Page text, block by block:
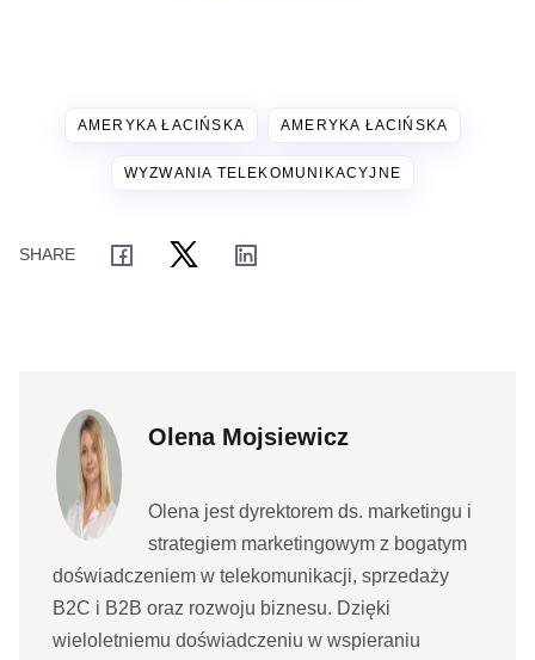
AMERYKA ŁACIŃSKA AMERYKA ŁACIŃSKA
WYZWANIA TELEKOMUNIKACYJNE
Olena Mojsiewicz
Olena jest dyrektorem ds. marketingu i
strategiem marketingowym z bogatym
doświadczeniem w telekomunikacji, sprzedaży
B2C i B2B oraz rozwoju biznesu. Dzięki
wieloletniemu doświadczeniu w wspieraniu